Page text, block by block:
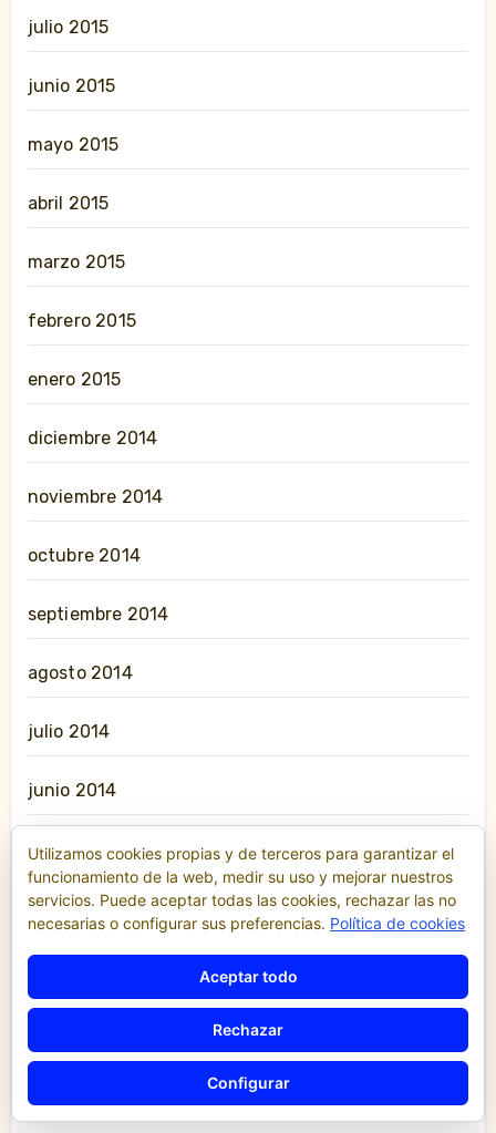
julio 2015
junio 2015
mayo 2015
abril 2015
marzo 2015
febrero 2015
enero 2015
diciembre 2014
noviembre 2014
octubre 2014
septiembre 2014
agosto 2014
julio 2014
junio 2014
mayo 2014
abril 2014
marzo 2014
Utilizamos cookies propias y de terceros para garantizar el
funcionamiento de la web, medir su uso y mejorar nuestros
servicios. Puede aceptar todas las cookies, rechazar las no
necesarias o configurar sus preferencias. Política de cookies
Aceptar todo
Rechazar
Configurar